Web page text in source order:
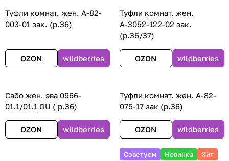
Туфли комнат. жен. А-82-
003-01 зак. (р.36)
OZON wildberries
Туфли комнат. жен.
А-3052-122-02 зак.
(р.36/37)
OZON wildberries
Сабо жен. эва 0966-
01.1/01.1 GU ( р.36)
OZON wildberries
Туфли комнат. жен. А-82-
075-17 зак (р.36)
OZON wildberries
Советуем Новинка
Хит